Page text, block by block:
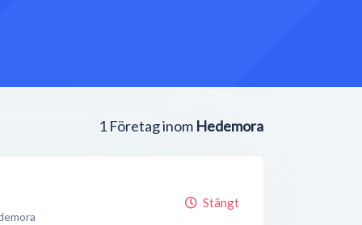
1 Företag inom Hedemora
Stängt